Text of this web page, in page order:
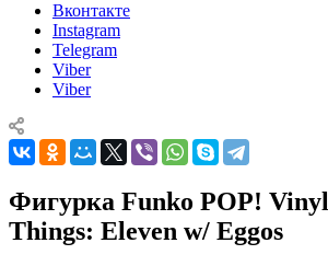
Вконтакте
Instagram
Telegram
Viber
Viber
Фигурка Funko POP!
Things: Eleven w/ Eggos